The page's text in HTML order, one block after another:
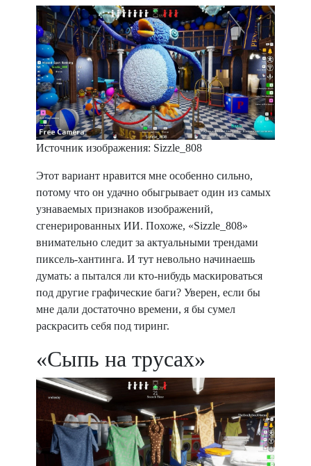
Источник изображения: Sizzle_808
Этот вариант нравится мне особенно сильно,
потому что он удачно обыгрывает один из самых
узнаваемых признаков изображений,
сгенерированных ИИ. Похоже, «Sizzle_808»
внимательно следит за актуальными трендами
пиксель-хантинга. И тут невольно начинаешь
думать: а пытался ли кто-нибудь маскироваться
под другие графические баги? Уверен, если бы
мне дали достаточно времени, я бы сумел
раскрасить себя под тиринг.
«Сыпь на трусах»